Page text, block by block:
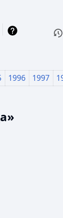
1996 1997